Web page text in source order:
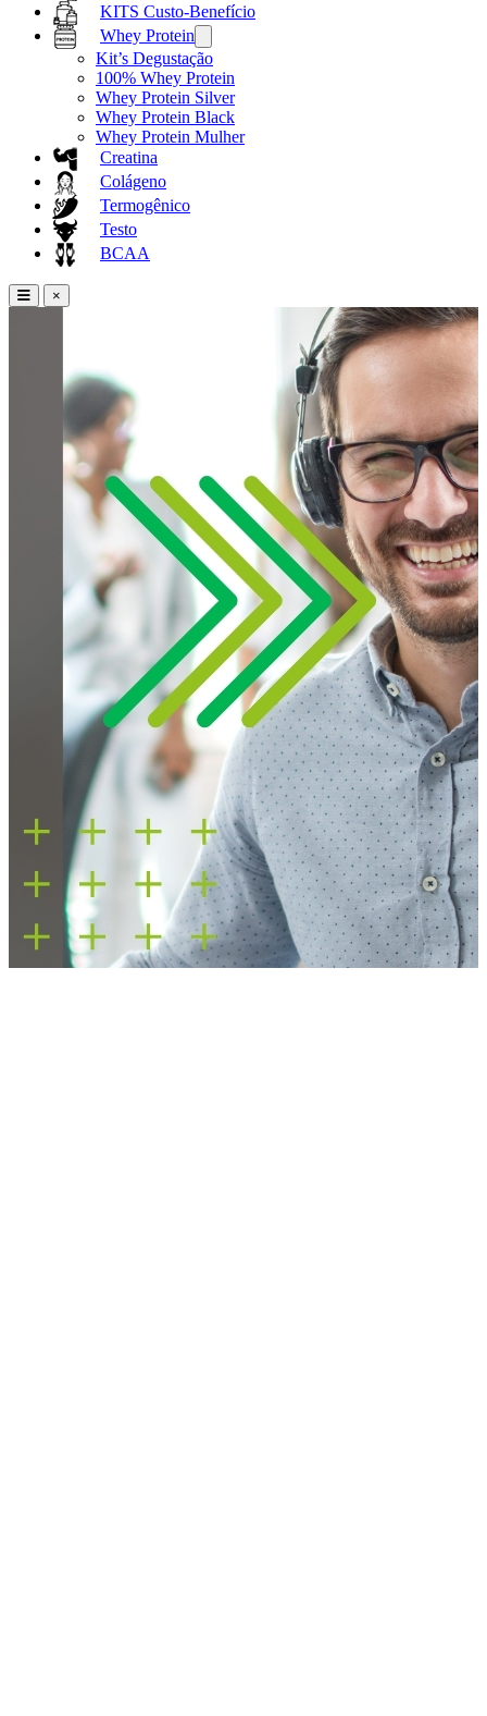
KITS Custo-Benefício
Whey Protein
Kit’s Degustação
100% Whey Protein
Whey Protein Silver
Whey Protein Black
Whey Protein Mulher
Creatina
Colágeno
Termogênico
Testo
BCAA
×